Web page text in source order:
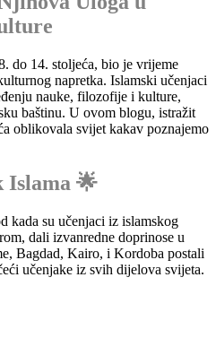
do 14. stoljeća, bio je vrijeme
napretka. Islamski učenjaci
nauke, filozofije i kulture,
baštinu. U ovom blogu, istražit
oblikovala svijet kakav poznajemo
Islama 🌟
kada su učenjaci iz islamskog
dali izvanredne doprinose u
Bagdad, Kairo, i Kordoba postali
učenjake iz svih dijelova svijeta.